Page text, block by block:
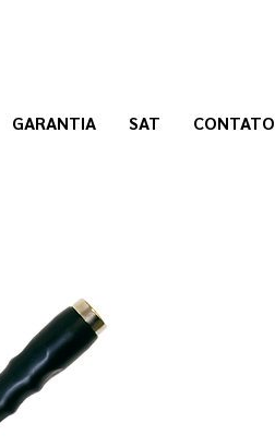
Nogosa Soluciones Constructivas
GARANTIA SAT CONTATO